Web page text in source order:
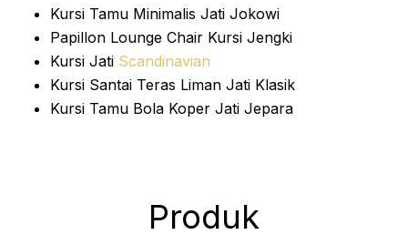
Kursi Tamu Minimalis Jati Jokowi
Papillon Lounge Chair Kursi Jengki
Kursi Jati Scandinavian
Kursi Santai Teras Liman Jati Klasik
Kursi Tamu Bola Koper Jati Jepara
Produk